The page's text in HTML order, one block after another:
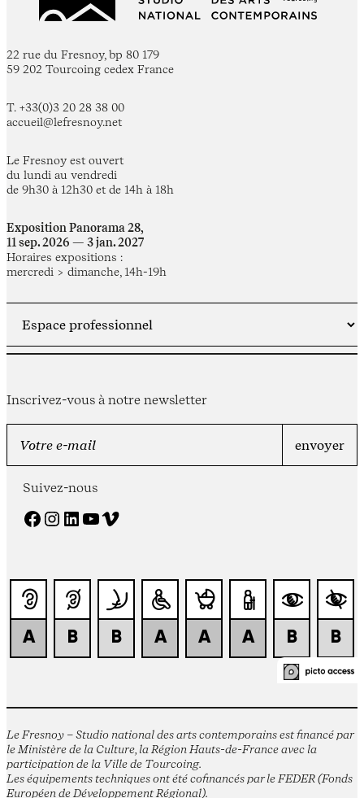
22 rue du Fresnoy, bp 80 179
59 202 Tourcoing cedex France
T. +33(0)3 20 28 38 00
accueil@lefresnoy.net
Le Fresnoy est ouvert
du lundi au vendredi
de 9h30 à 12h30 et de 14h à 18h
Exposition Panorama 28,
11 sep. 2026 — 3 jan. 2027
Horaires expositions :
mercredi > dimanche, 14h-19h
Inscrivez-vous à notre newsletter
Suivez-nous
Facebook Instagram LinkedIn YouTube Vimeo
Le Fresnoy – Studio national des arts contemporains est financé par
le Ministère de la Culture, la Région Hauts-de-France avec la
participation de la Ville de Tourcoing.
Les équipements techniques ont été cofinancés par le FEDER (Fonds
Européen de Développement Régional).